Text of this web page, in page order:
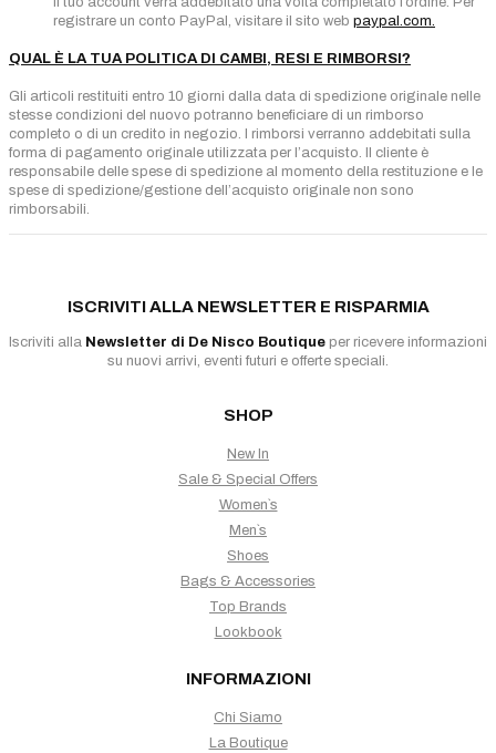
registrare un conto PayPal, visitare il sito web paypal.com.
QUAL È LA TUA POLITICA DI CAMBI, RESI E RIMBORSI?
Gli articoli restituiti entro 10 giorni dalla data di spedizione originale nelle
stesse condizioni del nuovo potranno beneficiare di un rimborso
completo o di un credito in negozio. I rimborsi verranno addebitati sulla
forma di pagamento originale utilizzata per l’acquisto. Il cliente è
responsabile delle spese di spedizione al momento della restituzione e le
spese di spedizione/gestione dell’acquisto originale non sono
rimborsabili.
ISCRIVITI ALLA NEWSLETTER E RISPARMIA
Iscriviti alla Newsletter di De Nisco Boutique per ricevere informazioni
su nuovi arrivi, eventi futuri e offerte speciali.
SHOP
New In
Sale & Special Offers
Women`s
Men`s
Shoes
Bags & Accessories
Top Brands
Lookbook
INFORMAZIONI
Chi Siamo
La Boutique